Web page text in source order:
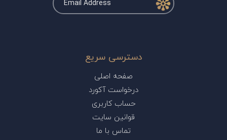
دسترسی سریع
صفحه اصلی
درخواست آکورد
حساب کاربری
قوانین سایت
تماس با ما